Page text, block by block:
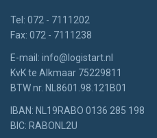
Tel: 072 - 7111202
Fax: 072 - 7111238
E-mail: info@logistart.nl
KvK te Alkmaar 75229811
BTW nr. NL8601.98.121B01
IBAN: NL19RABO 0136 285 198
BIC: RABONL2U